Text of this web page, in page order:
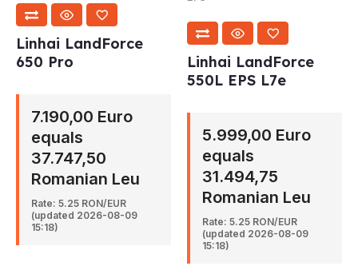
Linhai LandForce
650 Pro
7.190,00 Euro
equals
37.747,50
Romanian Leu
Rate: 5.25 RON/EUR
(updated 2026-08-09
15:18)
Linhai LandForce
550L EPS L7e
5.999,00 Euro
equals
31.494,75
Romanian Leu
Rate: 5.25 RON/EUR
(updated 2026-08-09
15:18)